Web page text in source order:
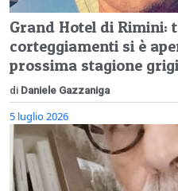
Grand Hotel di Rimini:
corteggiamenti si è
prossima stagione
di Daniele Gazzaniga
5 luglio 2026